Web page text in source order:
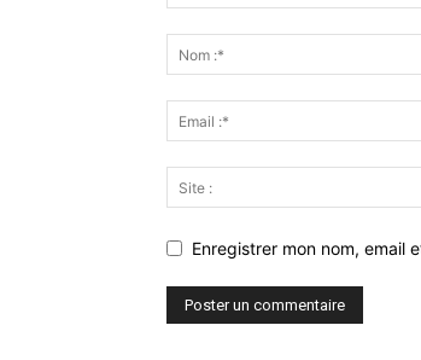
Enregistrer mon nom, email